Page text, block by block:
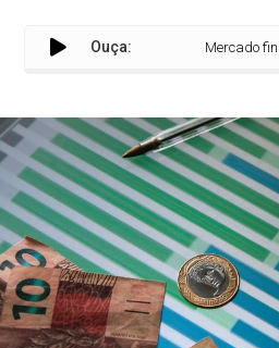
Ouça: Mercado